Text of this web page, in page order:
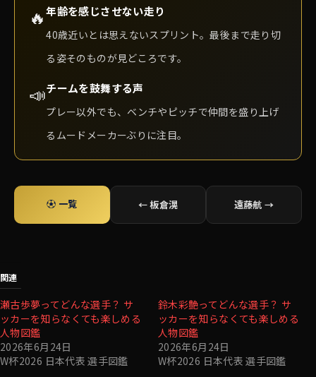
🔥年齢を感じさせない走り
40歳近いとは思えないスプリント。最後まで走り切
る姿そのものが見どころです。
📣チームを鼓舞する声
プレー以外でも、ベンチやピッチで仲間を盛り上げ
るムードメーカーぶりに注目。
⚽ 一覧 ← 板倉滉 遠藤航 →
関連
瀬古歩夢ってどんな選手？ サ
ッカーを知らなくても楽しめる
人物図鑑
2026年6月24日
W杯2026 日本代表 選手図鑑
鈴木彩艶ってどんな選手？ サ
ッカーを知らなくても楽しめる
人物図鑑
2026年6月24日
W杯2026 日本代表 選手図鑑